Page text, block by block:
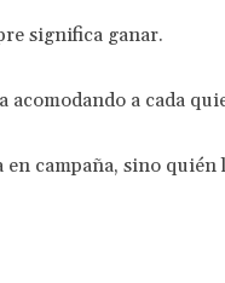
significa ganar.
acomodando a cada
campaña, sino